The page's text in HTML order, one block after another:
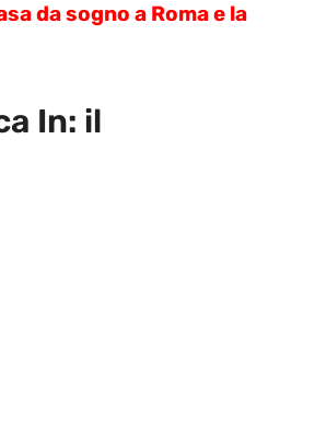
da sogno a Roma e la
In: il